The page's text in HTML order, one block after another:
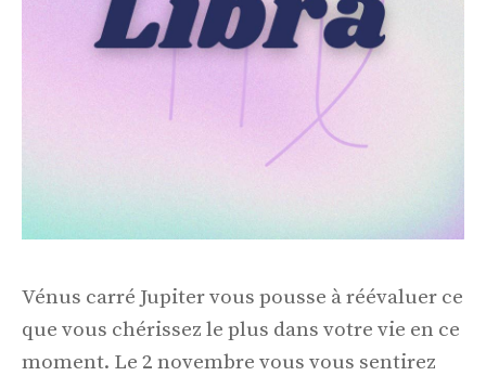
Vénus carré Jupiter vous pousse à réévaluer ce
que vous chérissez le plus dans votre vie en ce
moment. Le 2 novembre vous vous sentirez